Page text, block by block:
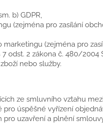
b) GDPR,
(zejména pro zasílání
(zejména pro
odst. 2 zákona č. 480/2004
nebo služby.
ze smluvního vztahu
úspěšné vyřízení
uzavření a plnění